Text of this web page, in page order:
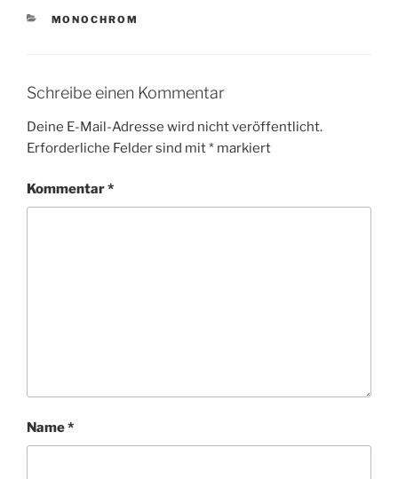
KATEGORIEN
MONOCHROM
Schreibe einen Kommentar
Deine E-Mail-Adresse wird nicht veröffentlicht.
Erforderliche Felder sind mit* markiert
Kommentar*
Name*